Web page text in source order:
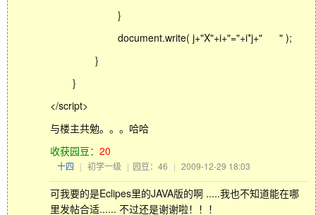
}
document.write( j+"X"+i+"="+i*j+" " );
}
}
</script>
与楼主共勉。。。哈哈
收获园豆： 20
十四 | 初学一级 | 园豆：46 | 2009-12-29 18:03
可我要的是Eclipes里的JAVA版的啊 .....我也不知道能在哪
里发帖合适...... 不过还是谢谢啦！！！